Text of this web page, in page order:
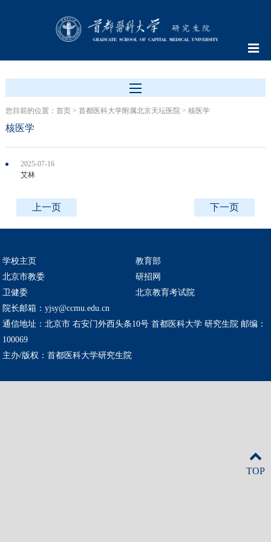
您目前的位置： 首页> 首都医科大学附属北京天坛医院> 核医学
核医学
2025-07-16
艾林
上一页 下一页
学校主页
教育部
北京市教委
研招网
卫健委
北京教育考试院
院长邮箱：yjsy@ccmu.edu.cn
通信地址：北京市 右安门外西头条10号 首都医科大学 研究生院 邮编：
100069
主办/版权：首都医科大学研究生院
TOP